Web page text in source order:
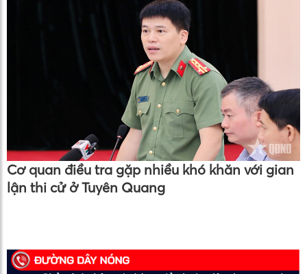
Cơ quan điều tra gặp nhiều khó khăn với gian
lận thi cử ở Tuyên Quang